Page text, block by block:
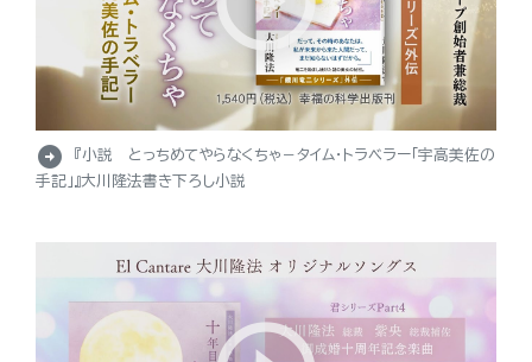
arrow_circle_right
『小説 とっちめてやらなくちゃ－タイム・トラベラー「宇高美佐の
手記」』大川隆法書き下ろし小説